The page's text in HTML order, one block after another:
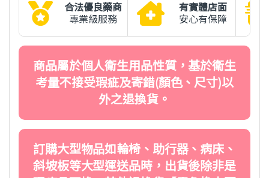
合法優良藥商
專業級服務
有實體店面
安心有保障
商品屬於個人衛生用品性質，基於衛生
考量不接受瑕疵及寄錯(顏色、尺寸)以
外之退換貨。
訂購大型物品如輪椅、助行器、病床、
斜坡板等大型運送品時，出貨後除非是